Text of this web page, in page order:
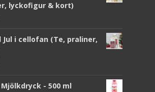
lyckofigur & kort)
Jul i cellofan (Te, praliner,
- 500 ml